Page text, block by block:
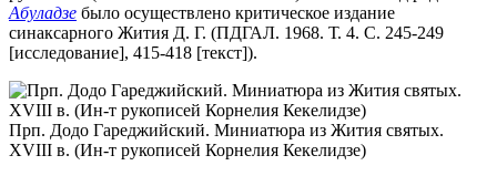
Абуладзе было осуществлено критическое издание
синаксарного Жития Д. Г. (ПДГАЛ. 1968. Т. 4. С. 245-249
[исследование], 415-418 [текст]).
Прп. Додо Гареджийский. Миниатюра из Жития святых.
XVIII в. (Ин-т рукописей Корнелия Кекелидзе)